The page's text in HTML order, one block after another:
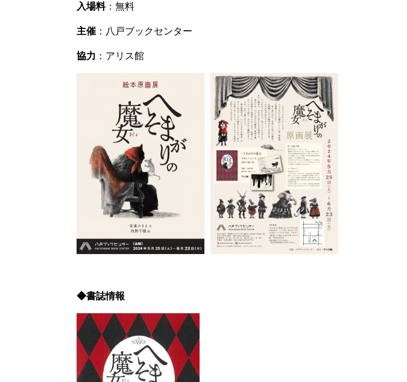
入場料：無料
主催 ：八戸ブックセンター
協力 ：アリス館
◆書誌情報